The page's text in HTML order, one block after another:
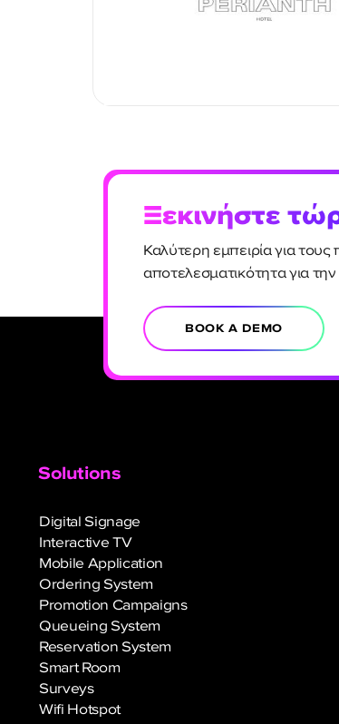
Ξεκινήστε
Καλύτερη εμπειρία για
αποτελεσματικότητα για
BOOK A DEMO
Solutions
Digital Signage
Interactive TV
Mobile Application
Ordering System
Promotion Campaigns
Queueing System
Reservation System
Smart Room
Surveys
Wifi Hotspot